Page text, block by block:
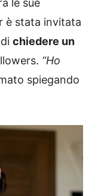
le sue
è stata invitata
chiedere un
“Ho
spiegando